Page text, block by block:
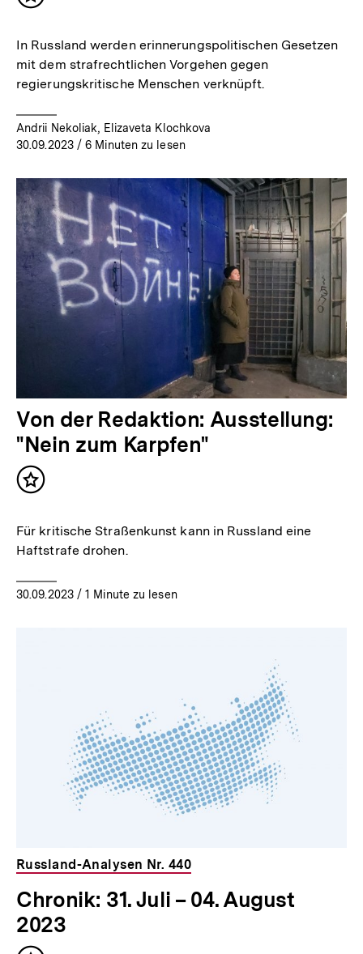
In Russland werden erinnerungspolitischen Gesetzen
mit dem strafrechtlichen Vorgehen gegen
regierungskritische Menschen verknüpft.
Andrii Nekoliak, Elizaveta Klochkova
30.09.2023/ 6 Minuten zu lesen
Von der Redaktion: Ausstellung:
"Nein zum Karpfen"
Inhalt
Für kritische Straßenkunst kann in Russland eine
Haftstrafe drohen.
30.09.2023/ 1 Minute zu lesen
Russland-Analysen Nr. 440
Chronik: 31. Juli – 04. August
2023